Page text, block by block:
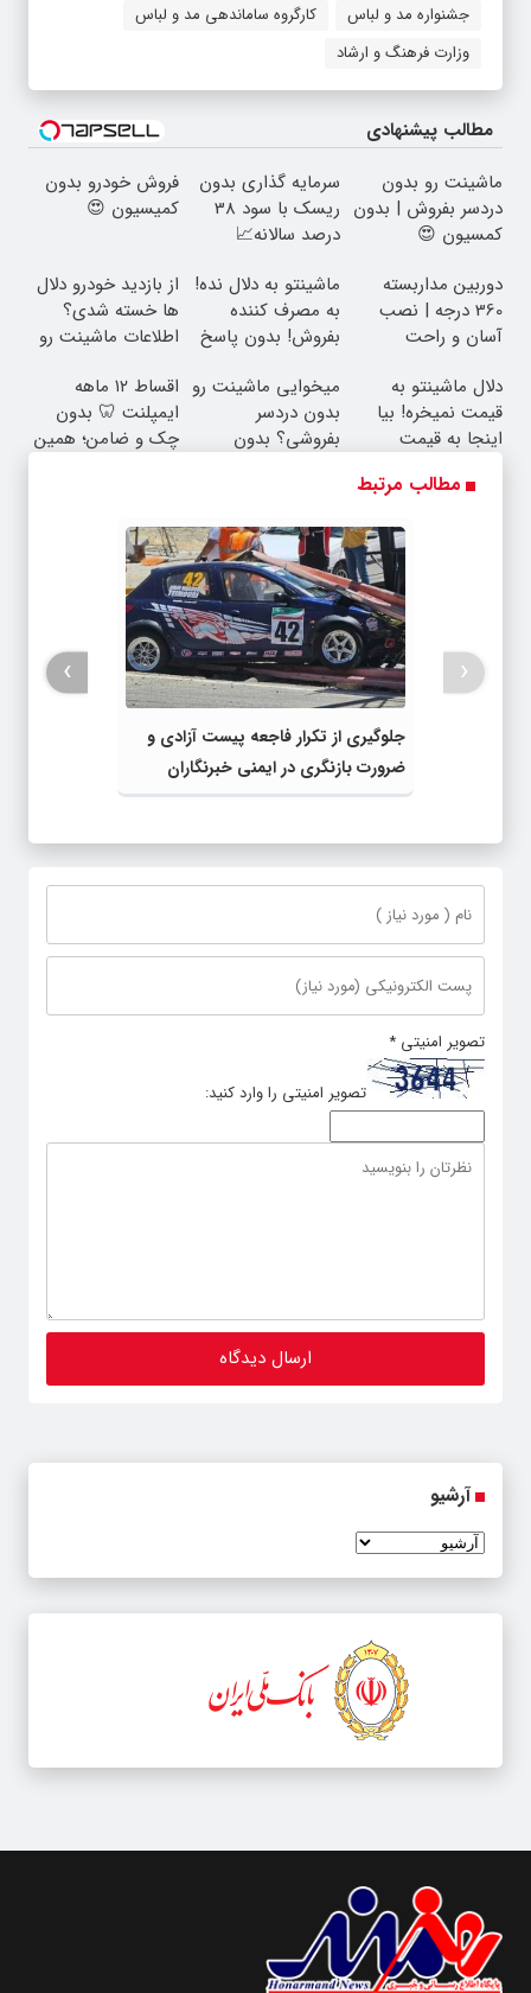
جشنواره مد و لباس
کارگروه ساماندهی مد و لباس
وزارت فرهنگ و ارشاد
مطالب پیشنهادی
ماشینت رو بدون
دردسر بفروش | بدون
کمسیون 😍
سرمایه گذاری بدون
ریسک با سود 38
درصد سالانه📈
فروش خودرو بدون
کمیسیون 😍
دوربین مداربسته
360 درجه | نصب
آسان و راحت
ماشینتو به دلال نده!
به مصرف کننده
بفروش! بدون پاسخ
از بازدید خودرو دلال
ها خسته شدی؟
اطلاعات ماشینت رو
دلال ماشینتو به
قیمت نمیخره! بیا
اینجا به قیمت
واقعی*
میخوایی ماشینت رو
بدون دردسر
بفروشی؟ بدون
اقساط ۱۲ ماهه
ایمپلنت 🦷 بدون
چک و ضامن؛ همین
مطالب مرتبط
جلوگیری از تکرار فاجعه پیست آزادی و
ضرورت بازنگری در ایمنی خبرنگاران
‹
›
تصویر امنیتی *
تصویر امنیتی را وارد کنید:
آرشیو